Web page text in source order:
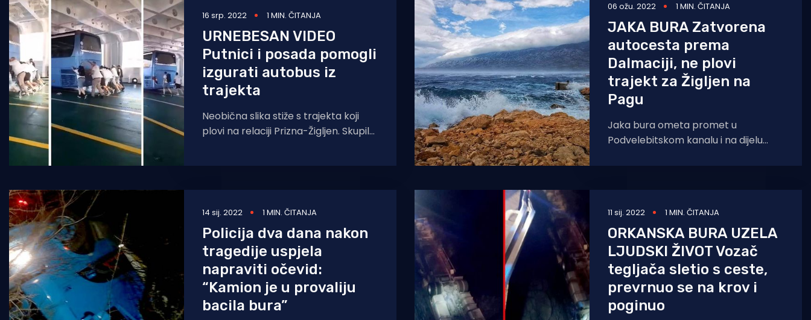
16 srp. 2022 1 MIN. ČITANJA
URNEBESAN VIDEO
Putnici i posada pomogli
izgurati autobus iz
trajekta
Neobična slika stiže s trajekta koji
plovi na relaciji Prizna-Žigljen. Skupilo
06 ožu. 2022 1 MIN. ČITANJA
JAKA BURA Zatvorena
autocesta prema
Dalmaciji, ne plovi
trajekt za Žigljen na
Pagu
Jaka bura ometa promet u
Podvelebitskom kanalu i na dijelu
Prizna-Žigljen, kao i
14 sij. 2022 1 MIN. ČITANJA
Policija dva dana nakon
tragedije uspjela
napraviti očevid:
“Kamion je u provaliju
bacila bura”
11 sij. 2022 1 MIN. ČITANJA
ORKANSKA BURA UZELA
LJUDSKI ŽIVOT Vozač
tegljača sletio s ceste,
prevrnuo se na krov i
poginuo